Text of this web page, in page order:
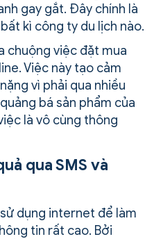
gay gắt. Đây chính là
kì công ty du lịch nào.
chuộng việc đặt mua
Việc này tạo cảm
vì phải qua nhiều
bá sản phẩm của
là vô cùng thông
qua SMS và
dụng internet để làm
tin rất cao. Bởi